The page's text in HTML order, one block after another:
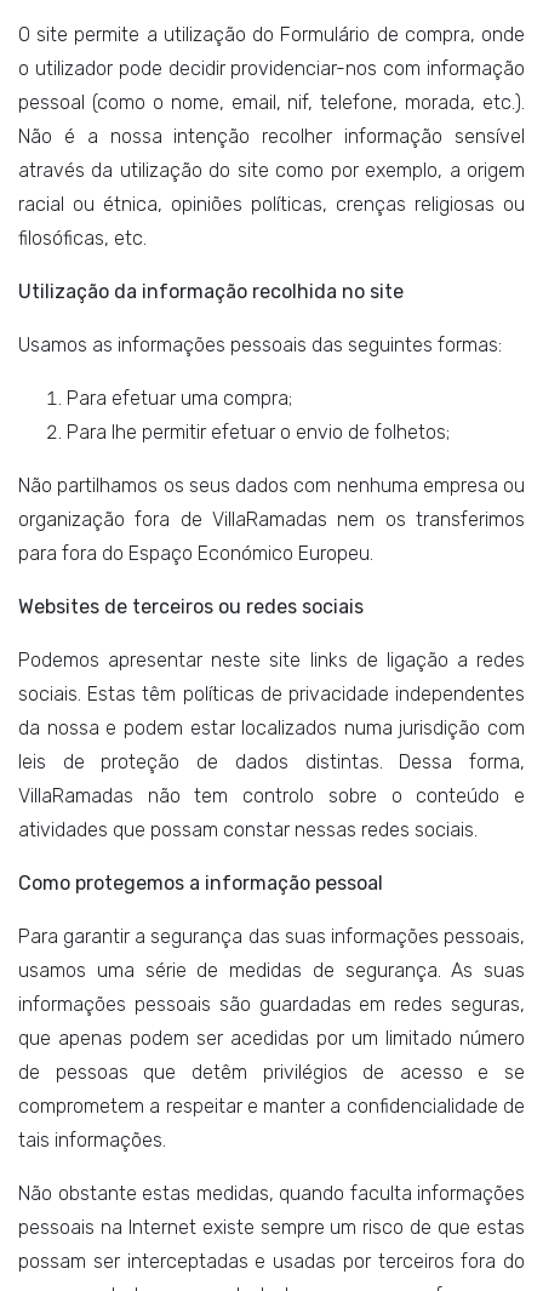
O site permite a utilização do Formulário de compra, onde
o utilizador pode decidir providenciar-nos com informação
pessoal (como o nome, email, nif, telefone, morada, etc.).
Não é a nossa intenção recolher informação sensível
através da utilização do site como por exemplo, a origem
racial ou étnica, opiniões políticas, crenças religiosas ou
filosóficas, etc.
Utilização da informação recolhida no site
Usamos as informações pessoais das seguintes formas:
Para efetuar uma compra;
Para lhe permitir efetuar o envio de folhetos;
Não partilhamos os seus dados com nenhuma empresa ou
organização fora de VillaRamadas nem os transferimos
para fora do Espaço Económico Europeu.
Websites de terceiros ou redes sociais
Podemos apresentar neste site links de ligação a redes
sociais. Estas têm políticas de privacidade independentes
da nossa e podem estar localizados numa jurisdição com
leis de proteção de dados distintas. Dessa forma,
VillaRamadas não tem controlo sobre o conteúdo e
atividades que possam constar nessas redes sociais.
Como protegemos a informação pessoal
Para garantir a segurança das suas informações pessoais,
usamos uma série de medidas de segurança. As suas
informações pessoais são guardadas em redes seguras,
que apenas podem ser acedidas por um limitado número
de pessoas que detêm privilégios de acesso e se
comprometem a respeitar e manter a confidencialidade de
tais informações.
Não obstante estas medidas, quando faculta informações
pessoais na Internet existe sempre um risco de que estas
possam ser interceptadas e usadas por terceiros fora do